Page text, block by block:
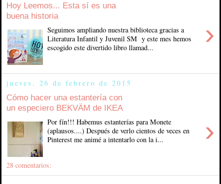
Hoy Leemos... Esta sí es una
buena historia
›
Seguimos ampliando nuestra biblioteca gracias a
Literatura Infantil y Juvenil SM y este mes hemos
escogido este divertido libro llamad...
jueves, 26 de febrero de 2015
Cómo hacer una estantería con
un especiero BEKVÄM de IKEA
›
Por fín!!! Habemus estanterías para Monete
(aplausos....) Después de verlo cientos de veces en
Pinterest me animé a intentarlo con la i...
28 comentarios: